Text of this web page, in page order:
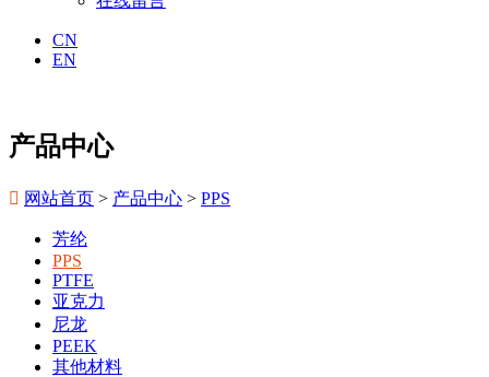
CN
EN
产品中心
 网站首页 > 产品中心 > PPS
芳纶
PPS
PTFE
亚克力
尼龙
PEEK
其他材料